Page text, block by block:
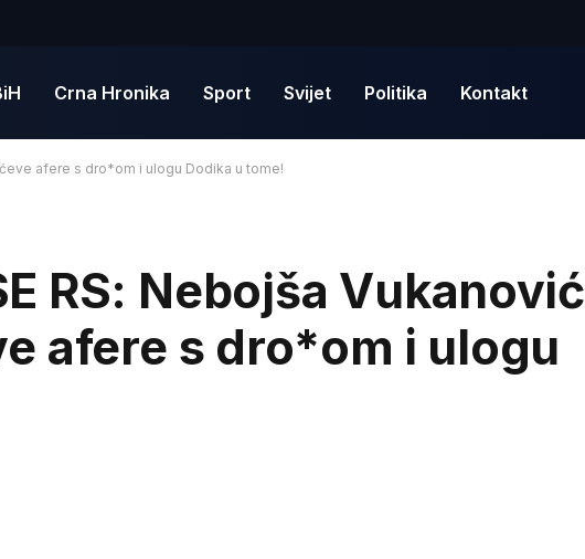
Crna Hronika Sport Svijet Politika Kontakt
afere s dro*om i ulogu Dodika u tome!
RS: Nebojša Vukanović
afere s dro*om i ulogu